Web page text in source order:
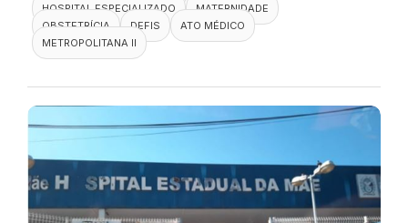
HOSPITAL ESPECIALIZADO
MATERNIDADE
OBSTETRÍCIA
DEFIS
ATO MÉDICO
METROPOLITANA II